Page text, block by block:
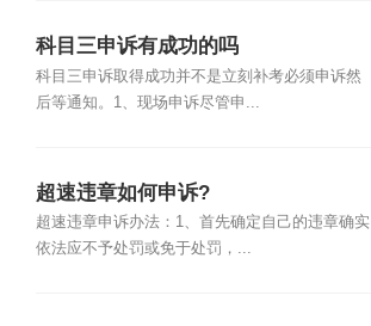
科目三申诉有成功的吗
科目三申诉取得成功并不是立刻补考必须申诉然
后等通知。1、现场申诉尽管申...
超速违章如何申诉?
超速违章申诉办法：1、首先确定自己的违章确实
依法应不予处罚或免于处罚，...